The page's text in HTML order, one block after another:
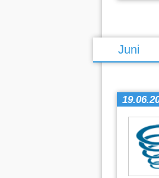
Juni